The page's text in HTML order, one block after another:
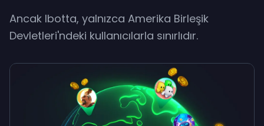
Ancak Ibotta, yalnızca Amerika Birleşik
Devletleri'ndeki kullanıcılarla sınırlıdır.